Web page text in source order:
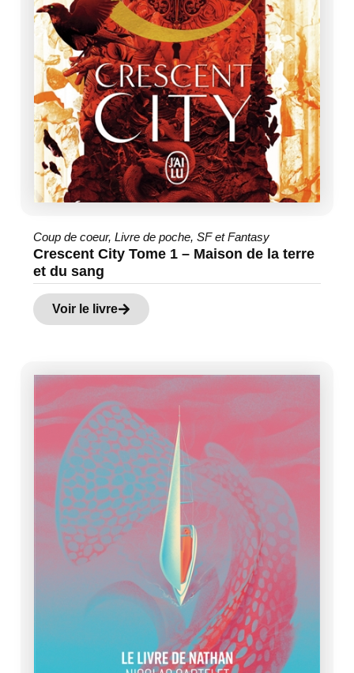
Coup de coeur, Livre de poche, SF et Fantasy
Crescent City Tome 1 – Maison de la terre
et du sang
Voir le livre